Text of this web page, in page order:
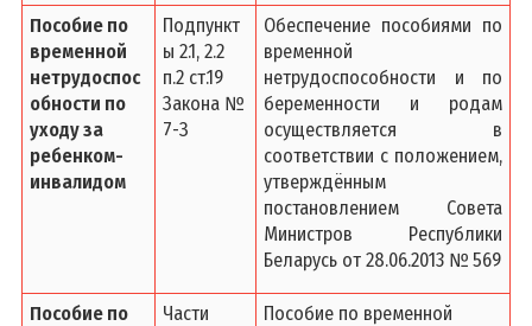
Пособие по
временной
нетрудоспос
обности по
уходу за
ребенком-
инвалидом
Подпункт
ы 2.1, 2.2
п.2 ст.19
Закона №
7-З
Обеспечение пособиями по
временной
нетрудоспособности и по
беременности и родам
осуществляется в
соответствии с положением,
утверждённым
постановлением Совета
Министров Республики
Беларусь от 28.06.2013 № 569
Пособие по
Части
Пособие по временной